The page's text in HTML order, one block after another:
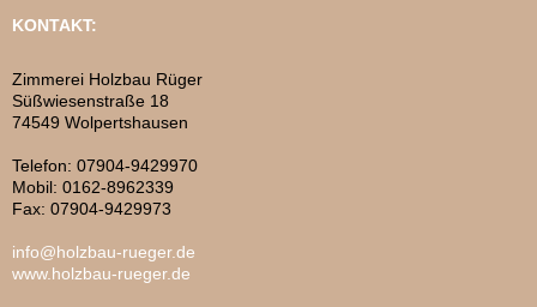
KONTAKT:
Zimmerei Holzbau Rüger
Süßwiesenstraße 18
74549 Wolpertshausen
Telefon: 07904-9429970
Mobil: 0162-8962339
Fax: 07904-9429973
info@holzbau-rueger.de
www.holzbau-rueger.de